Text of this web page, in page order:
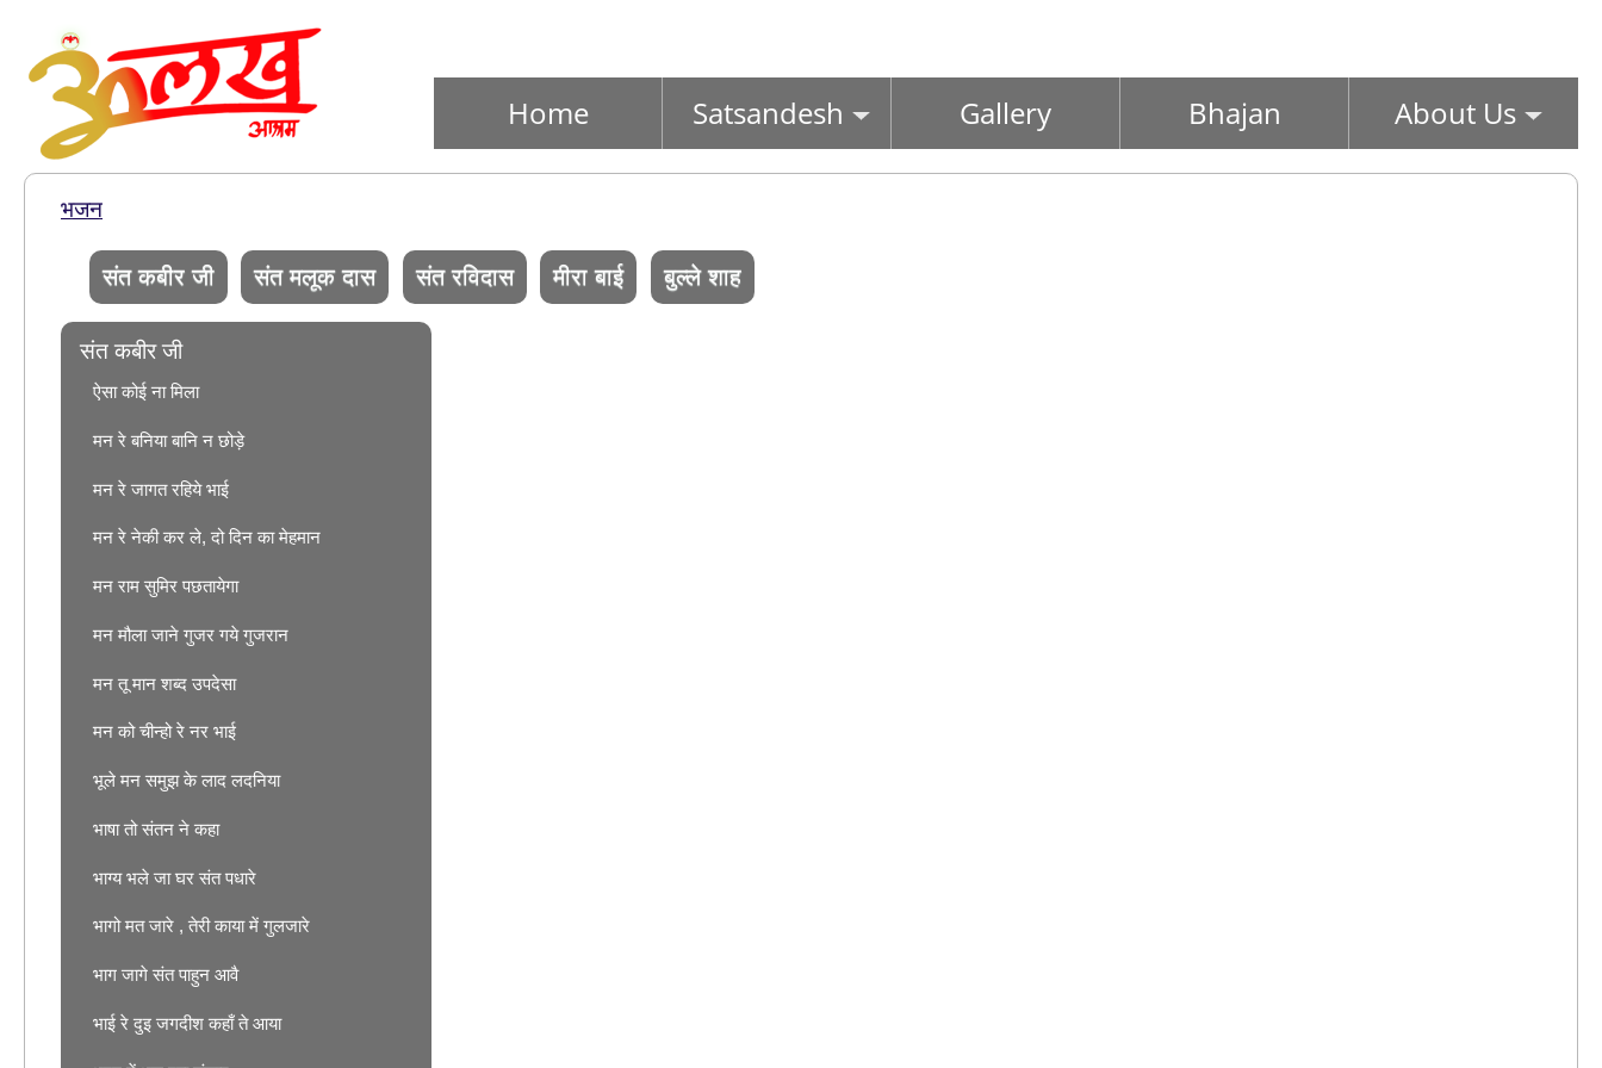
Home Satsandesh Gallery Bhajan About Us
भजन
संत कबीर जी संत मलूक दास संत रविदास मीरा बाई बुल्ले शाह
संत कबीर जी
ऐसा कोई ना मिला
मन रे बनिया बानि न छोड़े
मन रे जागत रहिये भाई
मन रे नेकी कर ले, दो दिन का मेहमान
मन राम सुमिर पछतायेगा
मन मौला जाने गुजर गये गुजरान
मन तू मान शब्द उपदेसा
मन को चीन्हो रे नर भाई
भूले मन समुझ के लाद लदनिया
भाषा तो संतन ने कहा
भाग्य भले जा घर संत पधारे
भागो मत जारे , तेरी काया में गुलजारे
भाग जागे संत पाहुन आवै
भाई रे दुइ जगदीश कहाँ ते आया